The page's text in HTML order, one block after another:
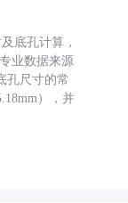
底孔计算，
业数据来源
孔尺寸的常
），并